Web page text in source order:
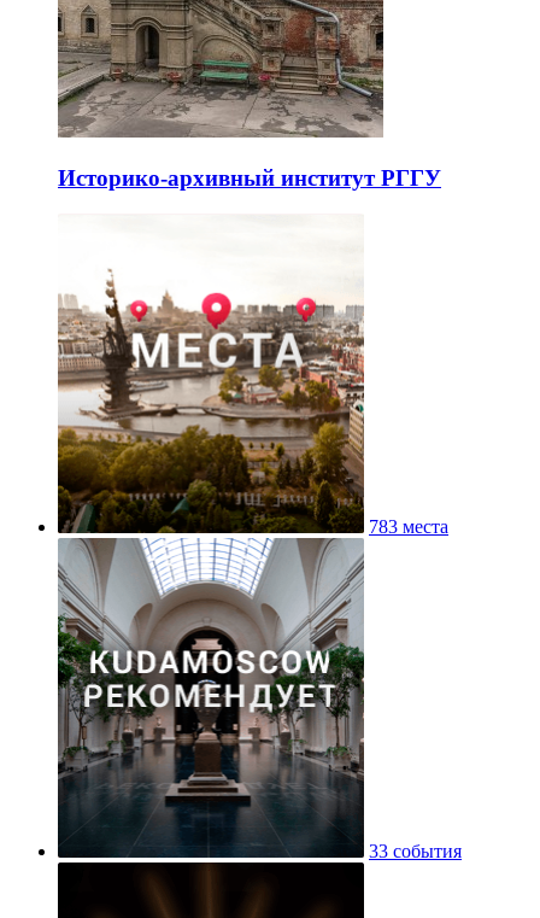
Историко-архивный институт РГГУ
783 места
33 события